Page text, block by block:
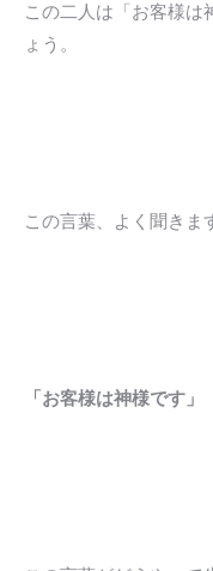
この二人は「お客様は
ょう。
この言葉、よく聞きま
「お客様は神様です」